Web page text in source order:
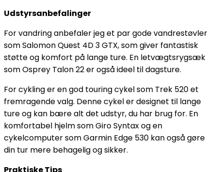
Udstyrsanbefalinger
For vandring anbefaler jeg et par gode vandrestøvler
som Salomon Quest 4D 3 GTX, som giver fantastisk
støtte og komfort på lange ture. En letvægtsrygsæk
som Osprey Talon 22 er også ideel til dagsture.
For cykling er en god touring cykel som Trek 520 et
fremragende valg. Denne cykel er designet til lange
ture og kan bære alt det udstyr, du har brug for. En
komfortabel hjelm som Giro Syntax og en
cykelcomputer som Garmin Edge 530 kan også gøre
din tur mere behagelig og sikker.